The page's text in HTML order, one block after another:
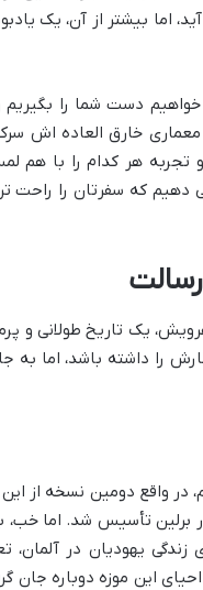
اما بیشتر از آن، یک
دست شما را بگیریم
معماری خارق العاده اش
هر کدام را با هم
دهیم که سفرتان را راحت
رسالت
یک تاریخ طولانی و
را داشته باشد، اما به
در واقع دومین نسخه از
برلین تأسیس شد. اما خب،
زندگی یهودیان در
این موزه دوباره جان